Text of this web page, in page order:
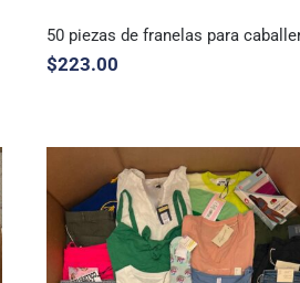
50 piezas de franelas para
caballeros
50 piezas de franelas para
$223.00